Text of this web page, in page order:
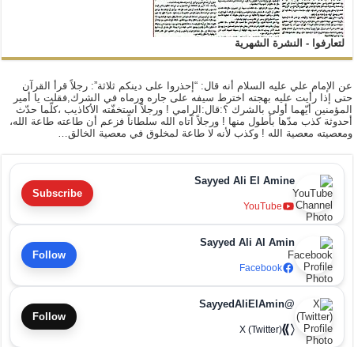
لتعارفوا - النشرة الشهرية
عن الإمام علي عليه السلام أنه قال: “إحذروا على دينكم ثلاثة”: رجلاً قرأ القرآن
حتى إذا رأيت عليه بهجته اخترط سيفه على جاره ورماه في الشرك,فقلت يا أمير
المؤمنين أيّهما أولى بالشرك ؟:قال:الرامي ! ورجلاً استخفّته الأكاذيب ،كلّما حدّث
أحدوثة كذب مدّها بأطول منها ! ورجلاً آتاه الله سلطاناً فزعم أن طاعته طاعة الله،
ومعصيته معصية الله ! وكذب لأنه لا طاعة لمخلوق في معصية الخالق…
Sayyed Ali El Amine
YouTube
Subscribe
Sayyed Ali Al Amin
Facebook
Follow
@SayyedAliElAmin
X (Twitter)
Follow